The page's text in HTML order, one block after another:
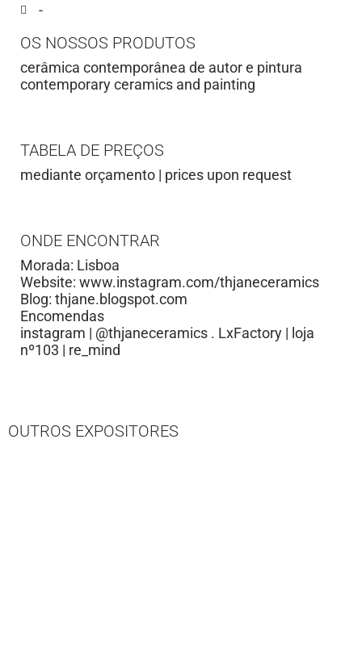
-
OS NOSSOS PRODUTOS
cerâmica contemporânea de autor e pintura
contemporary ceramics and painting
TABELA DE PREÇOS
mediante orçamento | prices upon request
ONDE ENCONTRAR
Morada: Lisboa
Website: www.instagram.com/thjaneceramics
Blog: thjane.blogspot.com
Encomendas
instagram | @thjaneceramics . LxFactory | loja
nº103 | re_mind
OUTROS EXPOSITORES